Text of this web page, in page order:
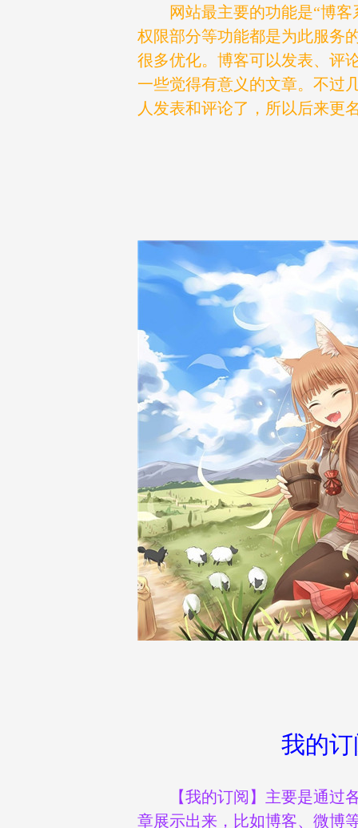
网站最主要的功能是“博
权限部分等功能都是为此服务
很多优化。博客可以发表、评
一些觉得有意义的文章。不过
人发表和评论了，所以后来更
我的
【我的订阅】主要是通过
章展示出来，比如博客、微博